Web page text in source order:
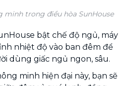
minh trong điều hòa SunHouse
bật chế độ ngủ, máy
nhiệt độ vào ban đêm để
dùng giấc ngủ ngon, sâu.
minh hiện đại này, bạn sẽ